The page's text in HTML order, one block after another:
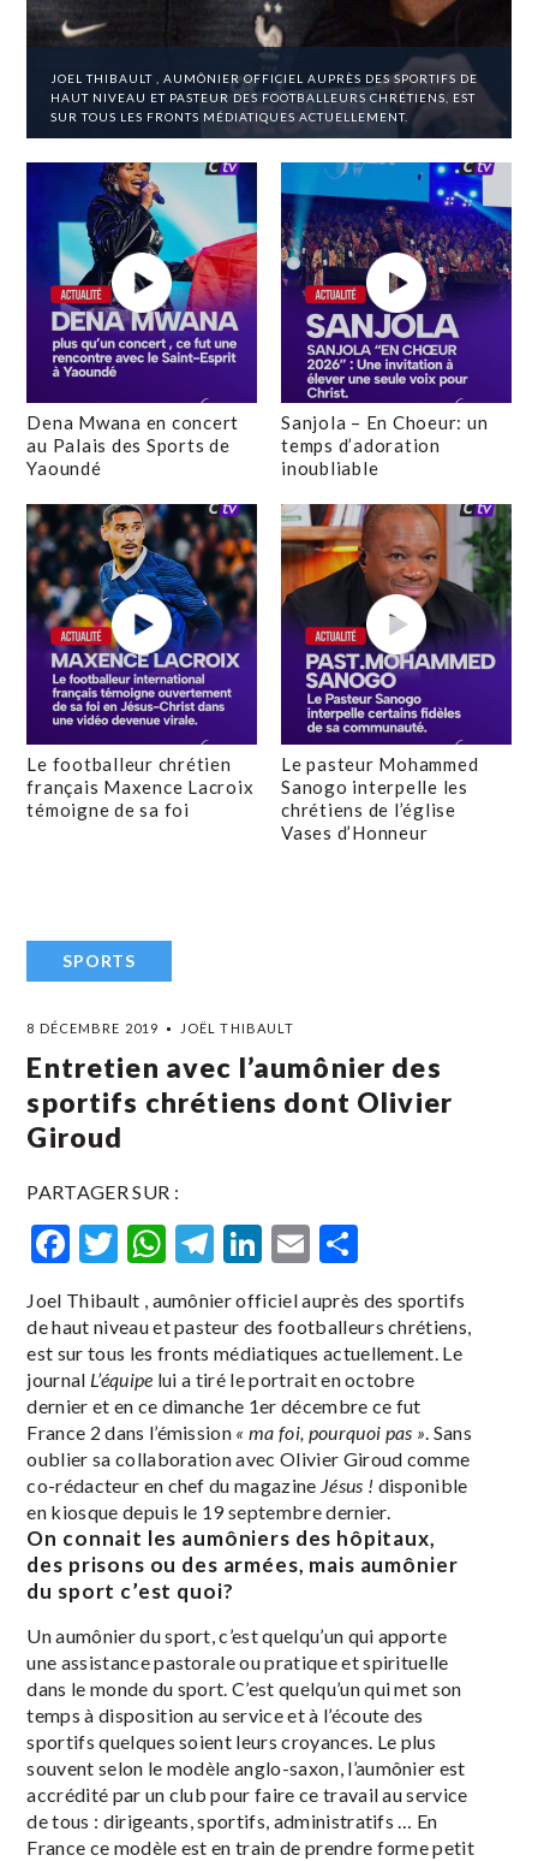
JOEL THIBAULT , AUMÔNIER OFFICIEL AUPRÈS DES SPORTIFS DE
HAUT NIVEAU ET PASTEUR DES FOOTBALLEURS CHRÉTIENS, EST
SUR TOUS LES FRONTS MÉDIATIQUES ACTUELLEMENT.
Dena Mwana en concert
au Palais des Sports de
Yaoundé
Sanjola – En Choeur: un
temps d’adoration
inoubliable
Le footballeur chrétien
français Maxence Lacroix
témoigne de sa foi
Le pasteur Mohammed
Sanogo interpelle les
chrétiens de l’église
Vases d’Honneur
SPORTS
8 DÉCEMBRE 2019 JOËL THIBAULT
Entretien avec l’aumônier des
sportifs chrétiens dont Olivier
Giroud
PARTAGER SUR :
Facebook
Twitter
WhatsApp
Telegram
LinkedIn
Email
Joel Thibault , aumônier officiel auprès des sportifs
de haut niveau et pasteur des footballeurs chrétiens,
est sur tous les fronts médiatiques actuellement. Le
journal L’équipe lui a tiré le portrait en octobre
dernier et en ce dimanche 1er décembre ce fut
France 2 dans l’émission « ma foi, pourquoi pas ». Sans
oublier sa collaboration avec Olivier Giroud comme
co-rédacteur en chef du magazine Jésus ! disponible
en kiosque depuis le 19 septembre dernier.
On connait les aumôniers des hôpitaux,
des prisons ou des armées, mais aumônier
du sport c’est quoi?
Un aumônier du sport, c’est quelqu’un qui apporte
une assistance pastorale ou pratique et spirituelle
dans le monde du sport. C’est quelqu’un qui met son
temps à disposition au service et à l’écoute des
sportifs quelques soient leurs croyances. Le plus
souvent selon le modèle anglo-saxon, l’aumônier est
accrédité par un club pour faire ce travail au service
de tous : dirigeants, sportifs, administratifs … En
France ce modèle est en train de prendre forme petit